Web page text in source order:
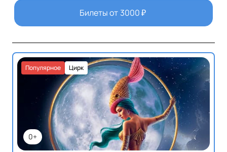
Билеты от 3000₽
0+
Цирк
Популярное